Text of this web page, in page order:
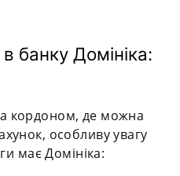
банку Домініка:
кордоном, де можна
особливу увагу
має Домініка: